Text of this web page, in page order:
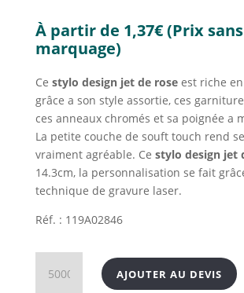
À partir de 1,37€(Prix sans
marquage)
Ce stylo design jet de roseest riche
grâce a son style assortie, ces
ces anneaux chromés et sa poignée a
La petite couche de souft touch rend
vraiment agréable. Ce stylo design jet
14.3cm, la personnalisation se fait
technique de gravure laser.
Réf. : 119A02846
AJOUTER AU DEVIS